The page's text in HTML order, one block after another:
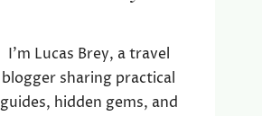
I’m Lucas Brey, a travel
blogger sharing practical
guides, hidden gems, and